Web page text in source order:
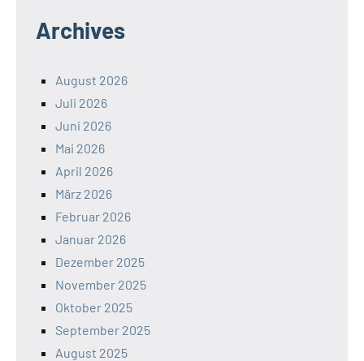
Archives
August 2026
Juli 2026
Juni 2026
Mai 2026
April 2026
März 2026
Februar 2026
Januar 2026
Dezember 2025
November 2025
Oktober 2025
September 2025
August 2025